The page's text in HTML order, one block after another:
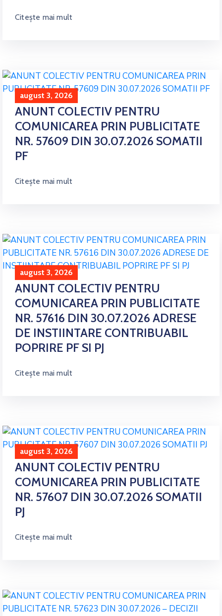
Citește mai mult
august 3, 2026
ANUNT COLECTIV PENTRU
COMUNICAREA PRIN PUBLICITATE
NR. 57609 DIN 30.07.2026 SOMATII
PF
Citește mai mult
august 3, 2026
ANUNT COLECTIV PENTRU
COMUNICAREA PRIN PUBLICITATE
NR. 57616 DIN 30.07.2026 ADRESE
DE INSTIINTARE CONTRIBUABIL
POPRIRE PF SI PJ
Citește mai mult
august 3, 2026
ANUNT COLECTIV PENTRU
COMUNICAREA PRIN PUBLICITATE
NR. 57607 DIN 30.07.2026 SOMATII
PJ
Citește mai mult